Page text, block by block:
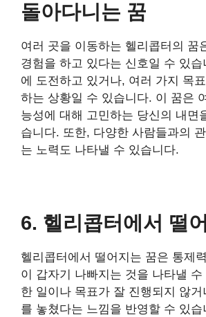
돌아다니는 꿈
여러 곳을 이동하는 헬리콥터의 꿈
경험을 하고 있다는 신호일 수 있
에 도전하고 있거나, 여러 가지 목
하는 상황일 수 있습니다. 이 꿈은
능성에 대해 고민하는 당신의 내면
습니다. 또한, 다양한 사람들과의
는 노력도 나타낼 수 있습니다.
6. 헬리콥터에서 떨
헬리콥터에서 떨어지는 꿈은 통제
이 갑자기 나빠지는 것을 나타낼 수
한 일이나 목표가 잘 진행되지 않거
를 놓쳤다는 느낌을 반영할 수 있